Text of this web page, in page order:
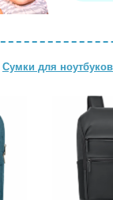
Сумки для ноутбуков